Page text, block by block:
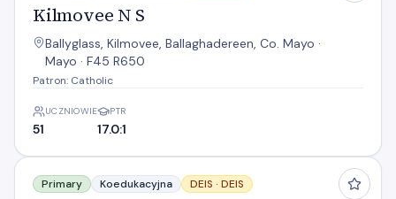
Kilmovee N S
Ballyglass, Kilmovee, Ballaghadereen, Co. Mayo ·
Mayo · F45 R650
Patron: Catholic
UCZNIOWIE
51
PTR
17.0:1
Monasteraden NS
Primary Koedukacyjna DEIS · DEIS